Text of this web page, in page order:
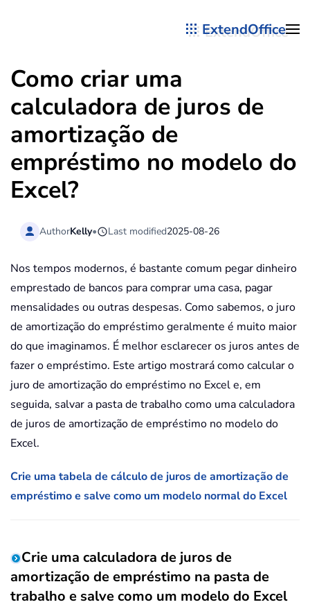
ExtendOffice
Como criar uma
calculadora de juros de
amortização de
empréstimo no modelo do
Excel?
AuthorKelly• Last modified2025-08-26
Nos tempos modernos, é bastante comum pegar dinheiro
emprestado de bancos para comprar uma casa, pagar
mensalidades ou outras despesas. Como sabemos, o juro
de amortização do empréstimo geralmente é muito maior
do que imaginamos. É melhor esclarecer os juros antes de
fazer o empréstimo. Este artigo mostrará como calcular o
juro de amortização do empréstimo no Excel e, em
seguida, salvar a pasta de trabalho como uma calculadora
de juros de amortização de empréstimo no modelo do
Excel.
Crie uma tabela de cálculo de juros de amortização de
empréstimo e salve como um modelo normal do Excel
Crie uma calculadora de juros de
amortização de empréstimo na pasta de
trabalho e salve como um modelo do Excel